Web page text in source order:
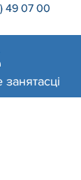
49 07 00